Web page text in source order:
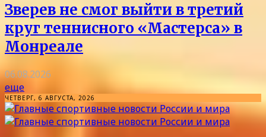
Зверев не смог выйти в третий
круг теннисного «Мастерса» в
Монреале
06.08.2026
еще
ЧЕТВЕРГ, 6 АВГУСТА, 2026